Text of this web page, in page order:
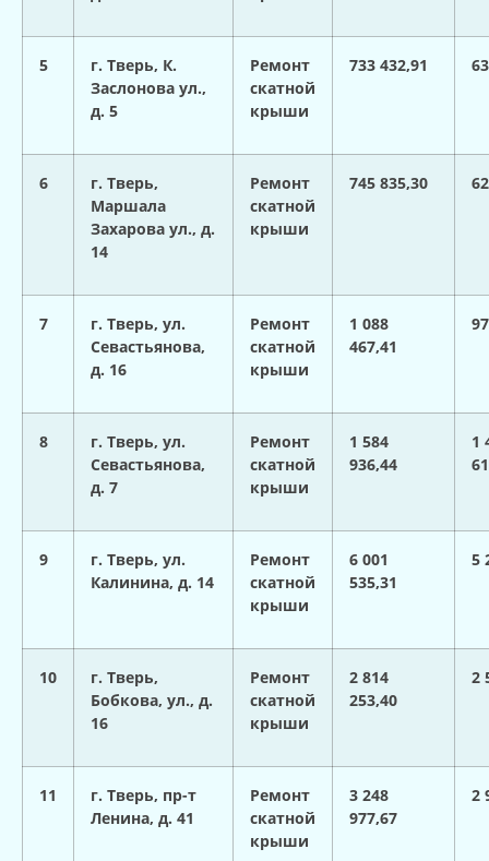
5
г. Тверь, К.
Заслонова ул.,
д. 5
Ремонт
скатной
крыши
733 432,91
6
г. Тверь,
Маршала
Захарова ул., д.
14
Ремонт
скатной
крыши
745 835,30
7
г. Тверь, ул.
Севастьянова,
д. 16
Ремонт
скатной
крыши
1 088
467,41
8
г. Тверь, ул.
Севастьянова,
д. 7
Ремонт
скатной
крыши
1 584
936,44
1
9
г. Тверь, ул.
Калинина, д. 14
Ремонт
скатной
крыши
6 001
535,31
5
10
г. Тверь,
Бобкова, ул., д.
16
Ремонт
скатной
крыши
2 814
253,40
2
11
г. Тверь, пр-т
Ленина, д. 41
Ремонт
скатной
крыши
3 248
977,67
2